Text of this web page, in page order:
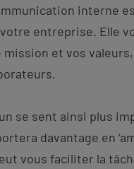
interne
entreprise. Elle
et vos
se sent ainsi plus
davantage en
vous faciliter la